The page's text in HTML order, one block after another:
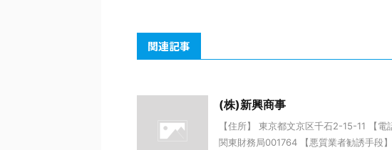
関連記事
(株)新興商事
【住所】 東京都文京区千石2-15-11 【
関東財務局001764 【悪質業者勧誘手段